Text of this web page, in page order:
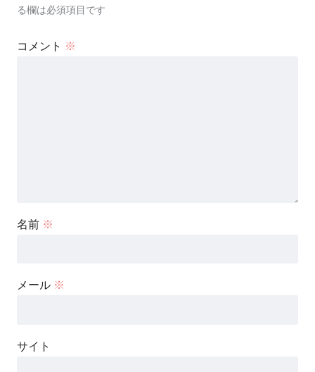
る欄は必須項目です
コメント ※
名前 ※
メール ※
サイト